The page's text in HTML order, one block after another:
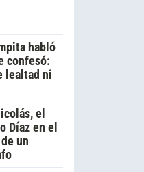
habló
confesó:
lealtad ni
el
Díaz en el
un